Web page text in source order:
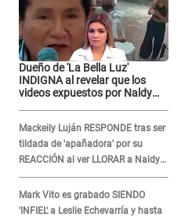
Dueño de 'La Bella Luz'
INDIGNA al revelar que los
videos expuestos por Naldy
visitas..."
Mackeily Luján RESPONDE tras ser
tildada de 'apañadora' por su
REACCIÓN al ver LLORAR a Naldy
Saldaña tras acoso: "No sabía la
magnitud"
Mark Vito es grabado SIENDO
'INFIEL' a Leslie Echevarría y hasta